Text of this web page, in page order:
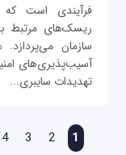
فرآیندی است که
ریسک‌های مرتبط
سازمان
آسیب‌پذیری‌های
تهدیدات سایبری...
صفحه‌ها
1
2
3
4